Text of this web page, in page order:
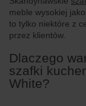
meble wysokiej
to tylko niektóre z
przez klientów.
Dlaczego
szafki
White?